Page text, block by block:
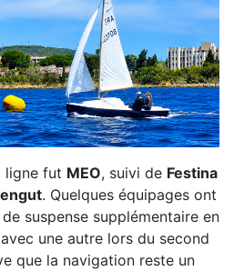
ligne fut MEO, suivi de Festina
. Quelques équipages ont
suspense supplémentaire en
une autre lors du second
que la navigation reste un